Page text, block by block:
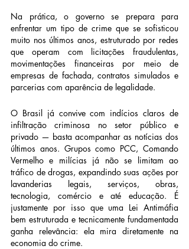
Na prática, o governo se prepara para
enfrentar um tipo de crime que se sofisticou
muito nos últimos anos, estruturado por redes
que operam com licitações fraudulentas,
movimentações financeiras por meio de
empresas de fachada, contratos simulados e
parcerias com aparência de legalidade.
O Brasil já convive com indícios claros de
infiltração criminosa no setor público e
privado — basta acompanhar as notícias dos
últimos anos. Grupos como PCC, Comando
Vermelho e milícias já não se limitam ao
tráfico de drogas, expandindo suas ações por
lavanderias legais, serviços, obras,
tecnologia, comércio e até educação. É
justamente por isso que uma Lei Antimáfia
bem estruturada e tecnicamente fundamentada
ganha relevância: ela mira diretamente na
economia do crime.